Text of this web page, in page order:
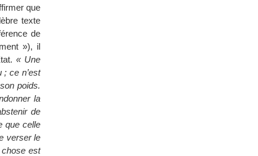
que
texte
de
»), il
« Une
; ce n’est
poids.
la
de
que celle
verser le
est